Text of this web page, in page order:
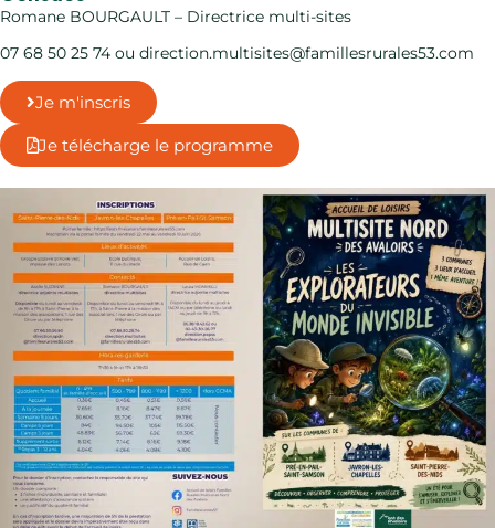
Romane BOURGAULT – Directrice multi-sites
07 68 50 25 74 ou direction.multisites@famillesrurales53.com
Je m'inscris
Je télécharge le programme